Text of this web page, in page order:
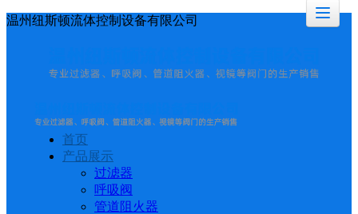
温州纽斯顿流体控制设备有限公司
首页
产品展示
过滤器
呼吸阀
管道阻火器